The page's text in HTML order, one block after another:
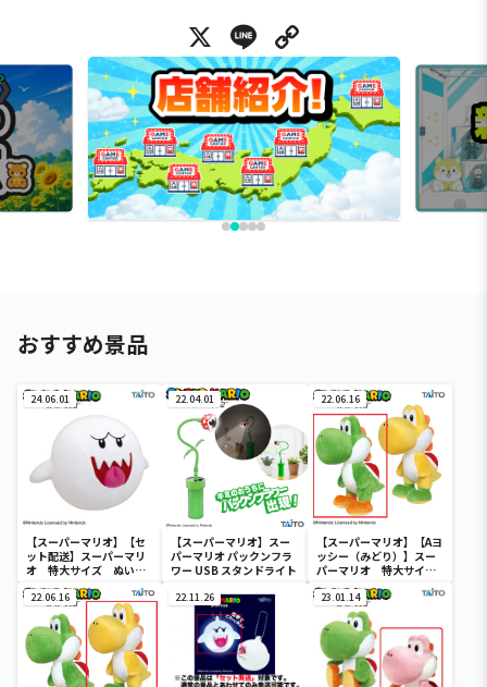
X Line
おすすめ景品
24.06.01
【スーパーマリオ】【セ
ット配送】スーパーマリ
オ 特大サイズ ぬいぐ
るみ テレサ
22.04.01
【スーパーマリオ】スー
パーマリオ パックンフラ
ワー USB スタンドライト
22.06.16
【スーパーマリオ】【Aヨ
ッシー（みどり）】スー
パーマリオ 特大サイ
ズ ぬいぐるみ ヨッシ
ー（立ちポーズ）
22.06.16 22.11.26 23.01.14